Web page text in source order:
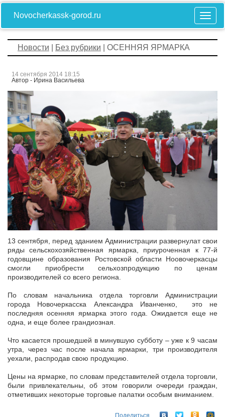
Novocherkassk-gorod.ru
Новости Без рубрики | ОСЕННЯЯ ЯРМАРКА
14 сентября 2014 18:15
Автор - Ирина Васильева
13 сентября, перед зданием Администрации развернулат свои
ряды сельскохозяйственная ярмарка, приуроченная к 77-й
годовщине образования Ростовской области Ноовочеркасцы
смогли приобрести сельхозпродукцию по ценам
производителей со всего региона.
По словам начальника отдела торговли Администрации
города Новочеркасска Александра Иванченко, это не
последняя осенняя ярмарка этого года. Ожидается еще не
одна, и еще более грандиозная.
Что касается прошедшей в минувшую субботу – уже к 9 часам
утра, через час после начала ярмарки, три производителя
уехали, распродав свою продукцию.
Цены на ярмарке, по словам представителей отдела торговли,
были привлекательны, об этом говорили очереди граждан,
отметивших некоторые торговые палатки особым вниманием.